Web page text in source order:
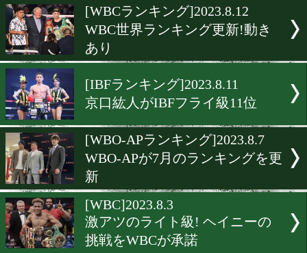
2023年8月のニュース
▶ 新着 KO KiNG
[WBCランキング]2023.8.12
WBC世界ランキング更新!
[IBFランキング]2023.8.11
[WBO-APランキング